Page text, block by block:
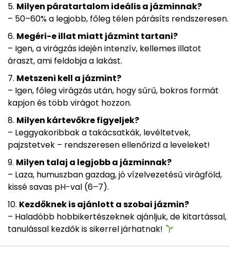
Milyen páratartalom ideális a jázminnak?
– 50–60% a legjobb, főleg télen párásíts rendszeresen.
Megéri-e illat miatt jázmint tartani?
– Igen, a virágzás idején intenzív, kellemes illatot
áraszt, ami feldobja a lakást.
Metszeni kell a jázmint?
– Igen, főleg virágzás után, hogy sűrű, bokros formát
kapjon és több virágot hozzon.
Milyen kártevőkre figyeljek?
– Leggyakoribbak a takácsatkák, levéltetvek,
pajzstetvek – rendszeresen ellenőrizd a leveleket!
Milyen talaj a legjobb a jázminnak?
– Laza, humuszban gazdag, jó vízelvezetésű virágföld,
kissé savas pH-val (6–7).
Kezdőknek is ajánlott a szobai jázmin?
– Haladóbb hobbikertészeknek ajánljuk, de kitartással,
tanulással kezdők is sikerrel járhatnak!